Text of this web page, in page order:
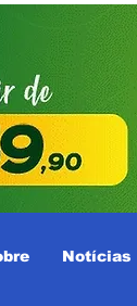
Notícias